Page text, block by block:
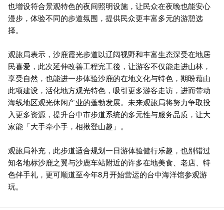
也增设符合景观特色的夜间照明设施，让民众在夜晚也能安心
漫步，体验不同的步道氛围，提供民众更丰富多元的游憩选
择。
观旅局表示，沙鹿霞光步道以辽阔视野和丰富生态深受在地居
民喜爱，此次延伸改善工程完工後，让游客不仅能走进山林，
享受自然，也能进一步体验沙鹿的在地文化与特色，期盼藉由
此项建设，活化地方观光特色，吸引更多游客走访，进而带动
海线地区观光休闲产业的蓬勃发展。未来观旅局将努力争取投
入更多资源，提升台中市步道系统的多元性与服务品质，让大
家能「大手牵小手，相揪登山趣」。
观旅局补充，此步道适合规划一日游体验健行乐趣，也别错过
知名地标沙鹿之翼与沙鹿车站附近的许多在地美食、老店、特
色伴手礼，更可顺道至今年8月开始营运的台中海洋馆参观游
玩。